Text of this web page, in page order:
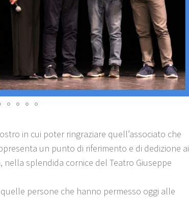
in cui poter ringraziare quell’associato che
un punto di riferimento e di dedizione ai
nella splendida cornice del Teatro Giuseppe
persone che hanno permesso oggi alle